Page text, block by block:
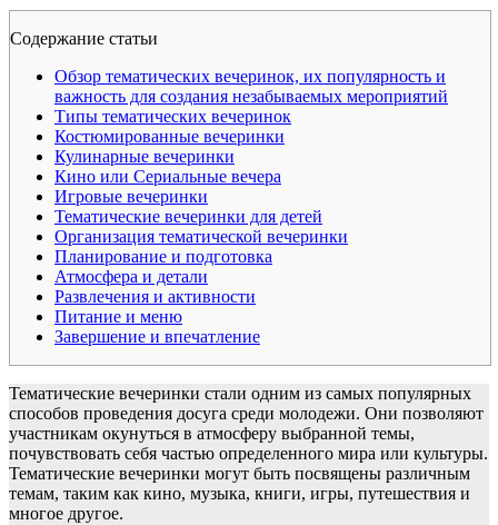
Содержание статьи
Обзор тематических вечеринок, их популярность и
важность для создания незабываемых мероприятий
Типы тематических вечеринок
Костюмированные вечеринки
Кулинарные вечеринки
Кино или Сериальные вечера
Игровые вечеринки
Тематические вечеринки для детей
Организация тематической вечеринки
Планирование и подготовка
Атмосфера и детали
Развлечения и активности
Питание и меню
Завершение и впечатление
Тематические вечеринки стали одним из самых популярных
способов проведения досуга среди молодежи. Они позволяют
участникам окунуться в атмосферу выбранной темы,
почувствовать себя частью определенного мира или культуры.
Тематические вечеринки могут быть посвящены различным
темам, таким как кино, музыка, книги, игры, путешествия и
многое другое.